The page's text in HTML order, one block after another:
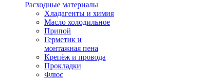
Расходные материалы
Хладагенты и химия
Масло холодильное
Припой
Герметик и
монтажная пена
Крепёж и провода
Прокладки
Флюс